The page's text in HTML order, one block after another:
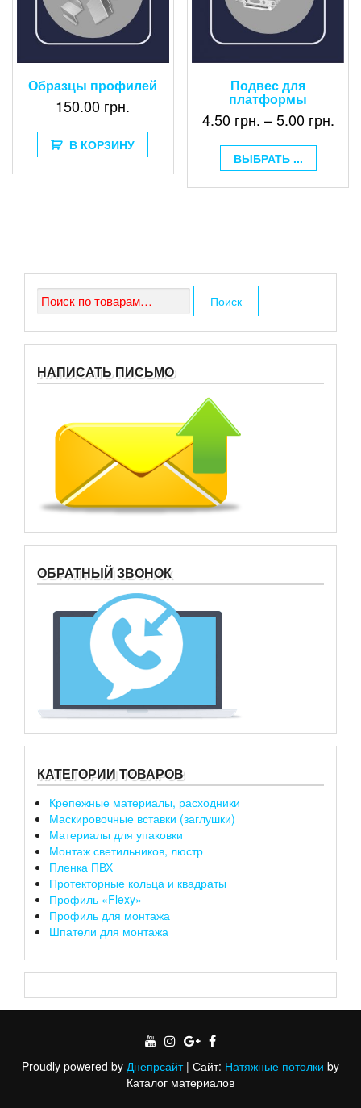
Образцы профилей
150.00 грн.
В КОРЗИНУ
Подвес для
платформы
4.50 грн. –5.00 грн.
ВЫБРАТЬ ...
Искать: Поиск
НАПИСАТЬ ПИСЬМО
ОБРАТНЫЙ ЗВОНОК
КАТЕГОРИИ ТОВАРОВ
Крепежные материалы, расходники
Маскировочные вставки (заглушки)
Материалы для упаковки
Монтаж светильников, люстр
Пленка ПВХ
Протекторные кольца и квадраты
Профиль «Flexy»
Профиль для монтажа
Шпатели для монтажа
Proudly powered by Днепрсайт | Сайт: Натяжные потолки by
Каталог материалов